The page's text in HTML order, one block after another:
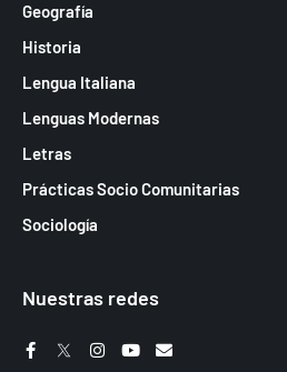
Geografía
Historia
Lengua Italiana
Lenguas Modernas
Letras
Prácticas Socio Comunitarias
Sociología
Nuestras redes